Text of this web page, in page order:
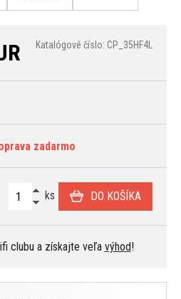
Katalógové číslo: CP_35HF4L
zadarmo
ks DO KOŠÍKA
clubu a získajte veľa výhod!